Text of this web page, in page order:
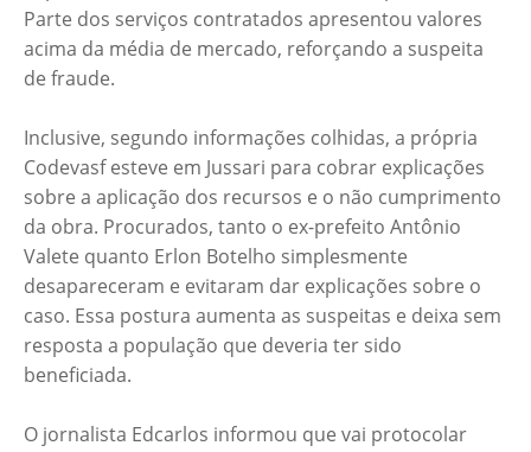
Parte dos serviços contratados apresentou valores
acima da média de mercado, reforçando a suspeita
de fraude.
Inclusive, segundo informações colhidas, a própria
Codevasf esteve em Jussari para cobrar explicações
sobre a aplicação dos recursos e o não cumprimento
da obra. Procurados, tanto o ex-prefeito Antônio
Valete quanto Erlon Botelho simplesmente
desapareceram e evitaram dar explicações sobre o
caso. Essa postura aumenta as suspeitas e deixa sem
resposta a população que deveria ter sido
beneficiada.
O jornalista Edcarlos informou que vai protocolar